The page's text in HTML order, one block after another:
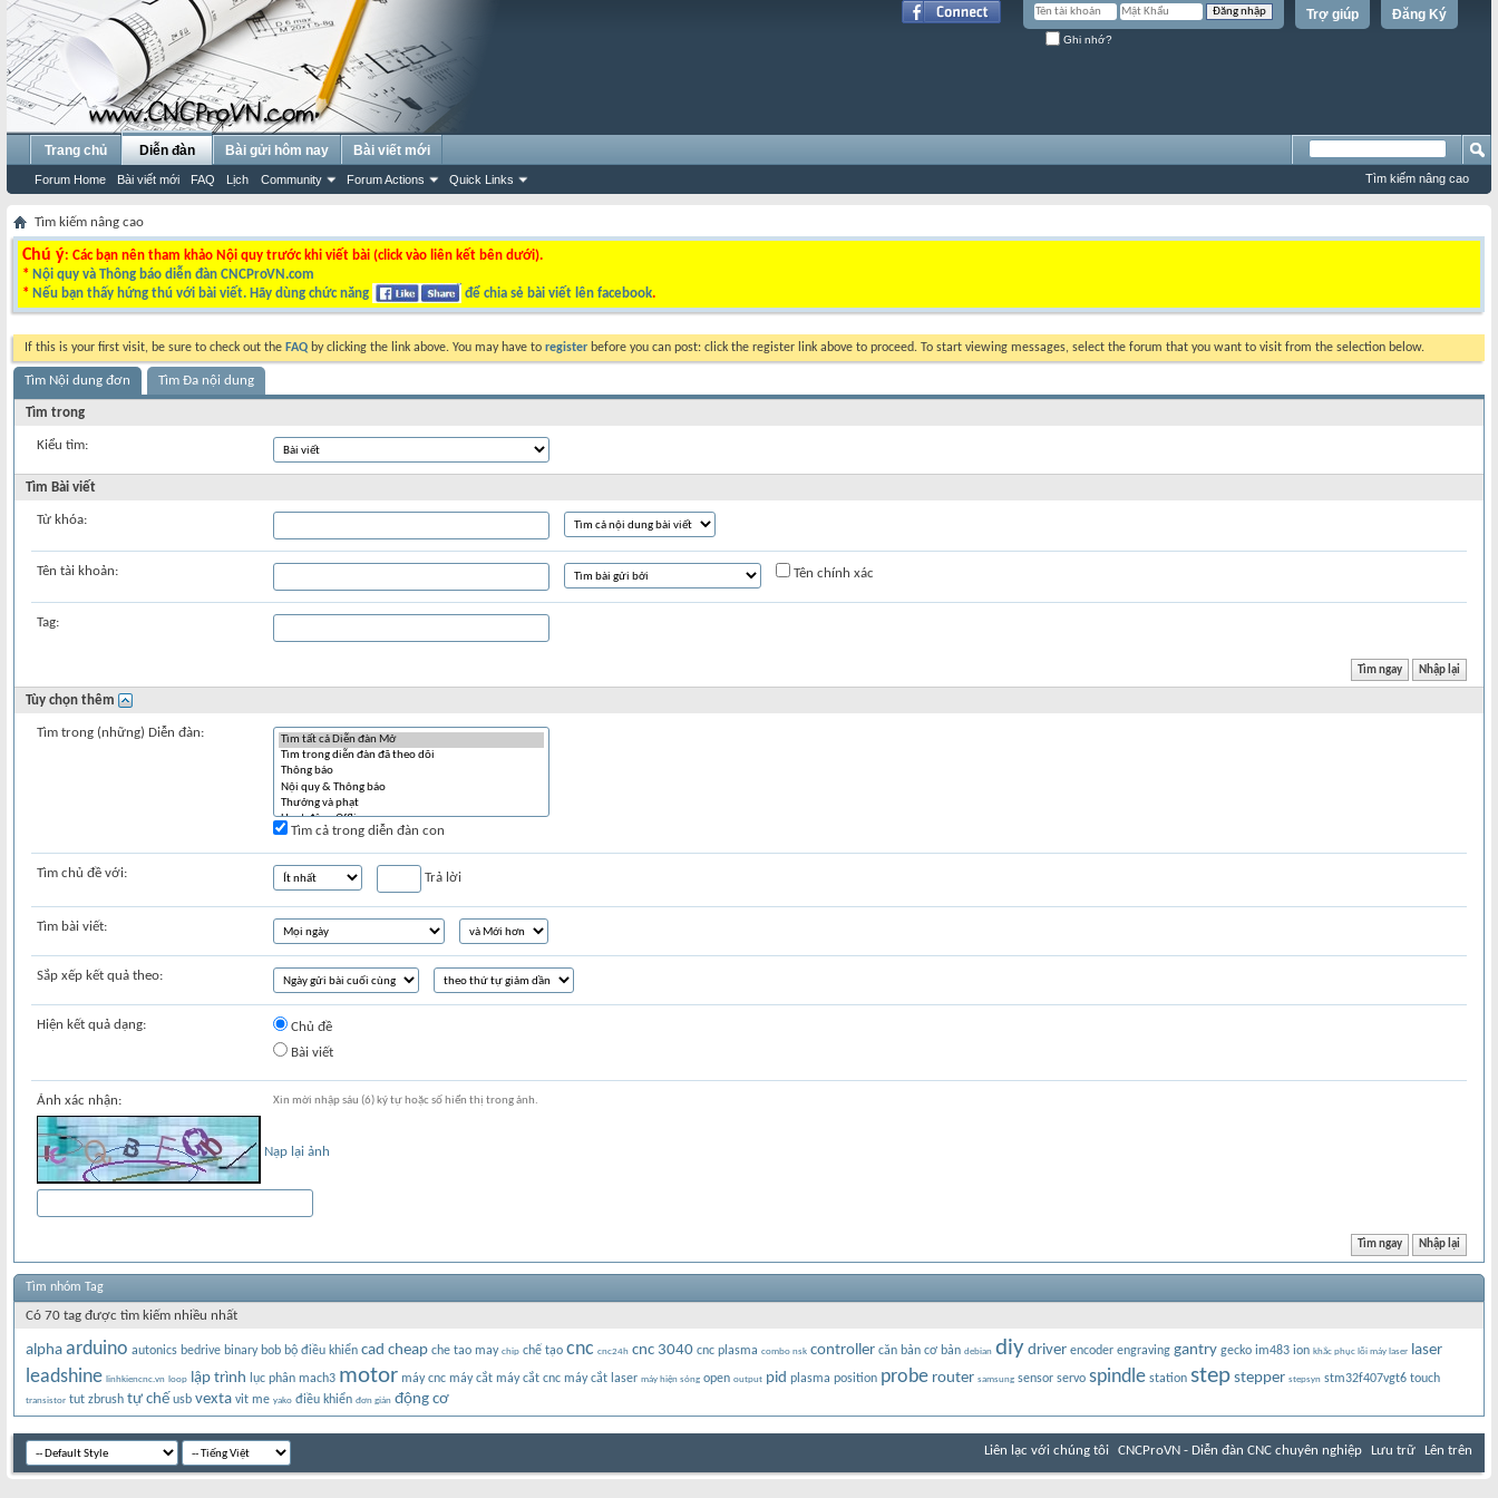
Đăng Ký
Trợ giúp
Ghi nhớ?
Trang chủ Diễn đàn
Forum Home Bài viết mới FAQ Lịch Community Forum Actions Quick Links
Bài gửi hôm nay Bài viết mới
Tìm kiếm nâng cao
Tìm kiếm nâng cao
Chú ý: Các bạn nên tham khảo Nội quy trước khi viết bài (click vào liên kết bên dưới).
* Nội quy và Thông báo diễn đàn CNCProVN.com
* Nếu bạn thấy hứng thú với bài viết. Hãy dùng chức năng để chia sẻ bài viết lên facebook.
If this is your first visit, be sure to check out the FAQ by clicking the link above. You may have to register before you can post: click the register link above to proceed. To start viewing messages, select the forum that you want to visit from the selection below.
Tìm Nội dung đơn Tìm Đa nội dung
Tìm trong
Kiểu tìm:
Tìm Bài viết
Từ khóa:
Tên tài khoản: Tên chính xác
Tag:
Tùy chọn thêm
Tìm trong (những) Diễn đàn:
Tìm cả trong diễn đàn con
Tìm chủ đề với: Trả lời
Tìm bài viết:
Sắp xếp kết quả theo:
Hiện kết quả dạng:
Chủ đề
Bài viết
Ảnh xác nhận: Xin mời nhập sáu (6) ký tự hoặc số hiển thị trong ảnh.
Nạp lại ảnh
Tìm nhóm Tag
Có 70 tag được tìm kiếm nhiều nhất
alpha arduino autonics bedrive binary bob bộ điều khiển cad cheap che tao may chip chế tạo cnc cnc24h cnc 3040 cnc plasma combo nsk controller căn bản cơ bản debian diy driver encoder engraving gantry gecko im483 ion khắc phục lỗi máy laser laser
leadshine linhkiencnc.vn loop lập trình lục phân mach3 motor máy cnc máy cắt máy cắt cnc máy cắt laser máy hiện sóng open output pid plasma position probe router samsung sensor servo spindle station step stepper stepsyn stm32f407vgt6 touch
transistor tut zbrush tự chế usb vexta vit me yako điều khiển đơn giản động cơ
Liên lạc với chúng tôi CNCProVN - Diễn đàn CNC chuyên nghiệp Lưu trữ Lên trên